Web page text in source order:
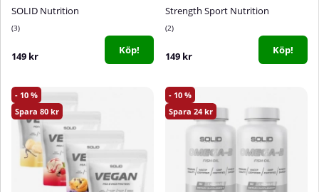
SOLID Nutrition
3
149 kr Köp!
Strength Sport Nutrition
2
149 kr Köp!
10
80
10
24